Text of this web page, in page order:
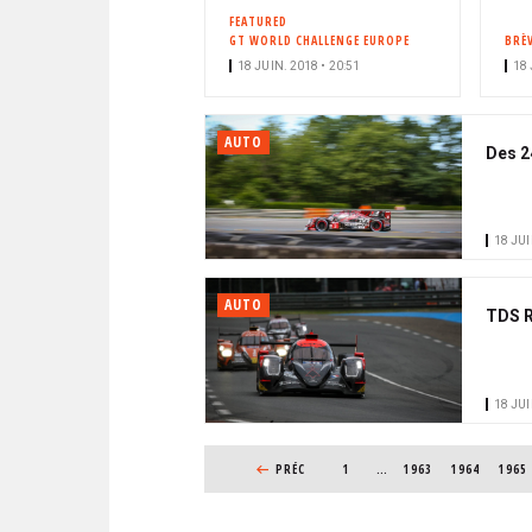
FEATURED
GT WORLD CHALLENGE EUROPE
18 JUIN. 2018 • 20:51 18
AUTO
Des
18
AUTO
TDS
18
PAGINATION
PAGE PRÉCÉDENTE
PRÉC 1 … PAGE
1963 PAGE
1964 PAGE
1965